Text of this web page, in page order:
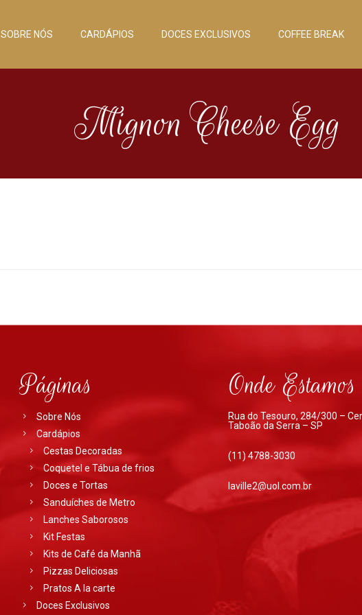
SOBRE NÓS CARDÁPIOS DOCES EXCLUSIVOS COFFEE BREAK
Mignon Cheese Egg
Páginas
Sobre Nós
Cardápios
Cestas Decoradas
Coquetel e Tábua de frios
Doces e Tortas
Sanduíches de Metro
Lanches Saborosos
Kit Festas
Kits de Café da Manhã
Pizzas Deliciosas
Pratos A la carte
Doces Exclusivos
Onde Estamos
Rua do Tesouro, 284/300 –
Taboão da Serra – SP
(11) 4788-3030
laville2@uol.com.br